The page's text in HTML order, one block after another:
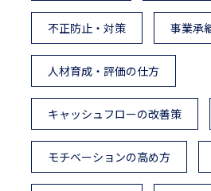
不正防止・対策 事業承
人材育成・評価の仕方
キャッシュフローの改善策
モチベーションの高め方